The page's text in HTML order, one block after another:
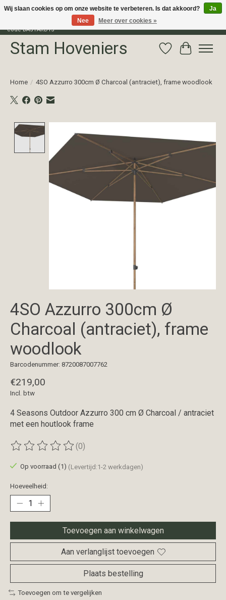
Profiteer van 15% korting op het gehele assortiment van The Bastard met
code BASTARD15
Stam Hoveniers Verlanglijst
Home / 4SO Azzurro 300cm Ø Charcoal (antraciet), frame woodlook
4SO Azzurro 300cm Ø
Charcoal (antraciet), frame
woodlook
Barcodenummer: 8720087007762
€219,00
Incl. btw
4 Seasons Outdoor Azzurro 300 cm Ø Charcoal / antraciet
met een houtlook frame
De beoordeling van dit product is
(0)
Op voorraad (1) (Levertijd:1-2 werkdagen)
Hoeveelheid:
Toevoegen aan winkelwagen
Aan verlanglijst toevoegen
Plaats bestelling
Toevoegen om te vergelijken
Wij slaan cookies op om onze website te verbeteren. Is dat akkoord?
Ja
Nee
Meer over cookies »